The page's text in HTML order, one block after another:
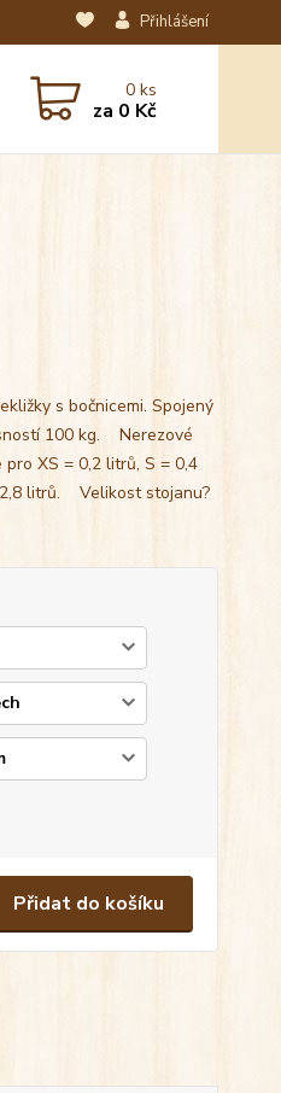
Přihlášení
0ks
za 0 Kč
s bočnicemi. Spojený
100 kg. Nerezové
XS = 0,2 litrů, S = 0,4
litrů. Velikost stojanu?
Přidat do košíku